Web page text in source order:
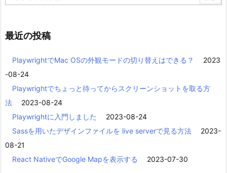
最近の投稿
PlaywrightでMac OSの外観モードの切り替えはできる？
2023
-08-24
Playwrightでちょっと待ってからスクリーンショットを取る方
法
2023-08-24
Playwrightに入門しました
2023-08-24
Sassを用いたデザインファイルを live serverで見る方法
2023-
08-21
React NativeでGoogle Mapを表示する
2023-07-30